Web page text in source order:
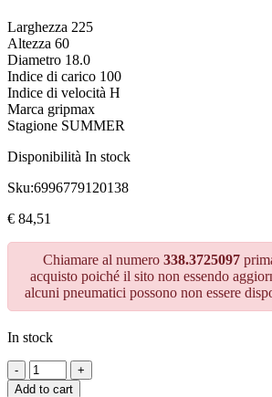
Larghezza 225
Altezza 60
Diametro 18.0
Indice di carico 100
Indice di velocità H
Marca gripmax
Stagione SUMMER
Disponibilità In stock
Sku:6996779120138
€ 84,51
Chiamare al numero 338.3725097
acquisto poiché il sito non essendo
alcuni pneumatici possono non essere
In stock
Add to cart